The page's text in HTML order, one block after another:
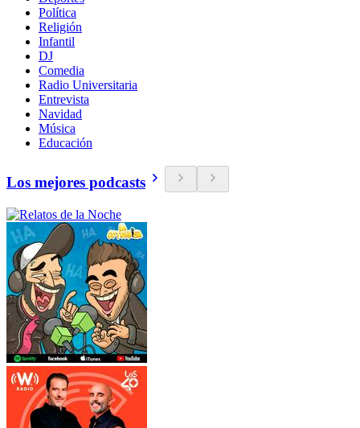
Política
Religión
Infantil
DJ
Comedia
Radio Universitaria
Entrevista
Navidad
Música
Educación
Los mejores podcasts